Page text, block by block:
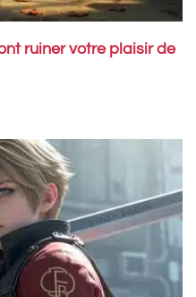
ruiner votre plaisir de